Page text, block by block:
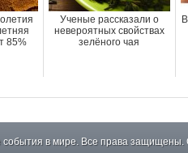
85%
Ученые рассказали о
невероятных свойствах
зелёного чая
в мире. Все права защищены.